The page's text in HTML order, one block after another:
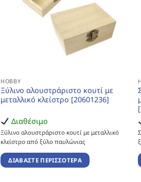
HOBBY
Ξύλινο αλουστράριστο κουτί με
μεταλλικό κλείστρο [20601236]
Διαθέσιμο
Ξύλινο αλουστράριστο κουτί με μεταλλικό
κλείστρο από ξύλο παυλώνιας
ΔΙΑΒΆΣΤΕ ΠΕΡΙΣΣΌΤΕΡΑ